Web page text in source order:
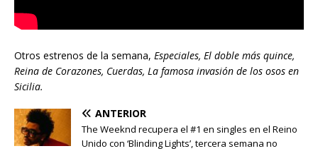
Otros estrenos de la semana, Especiales, El doble más quince,
Reina de Corazones, Cuerdas, La famosa invasión de los osos en
Sicilia.
ANTERIOR
The Weeknd recupera el #1 en singles en el Reino
Unido con ‘Blinding Lights’, tercera semana no